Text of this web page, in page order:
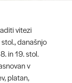
vitezi
stol., današnjo
in 19. stol.
v
platan,